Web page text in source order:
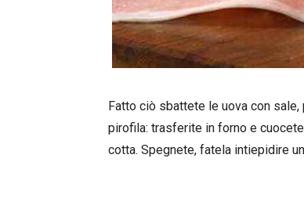
Fatto ciò sbattete le uova con
pirofila: trasferite in forno e
cotta. Spegnete, fatela intiepidire